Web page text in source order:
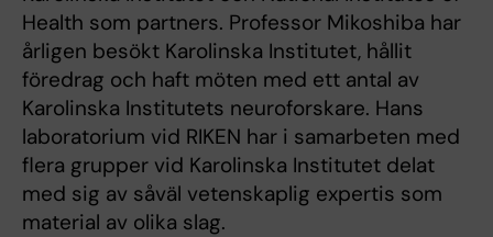
Health som partners. Professor Mikoshiba har
årligen besökt Karolinska Institutet, hållit
föredrag och haft möten med ett antal av
Karolinska Institutets neuroforskare. Hans
laboratorium vid RIKEN har i samarbeten med
flera grupper vid Karolinska Institutet delat
med sig av såväl vetenskaplig expertis som
material av olika slag.